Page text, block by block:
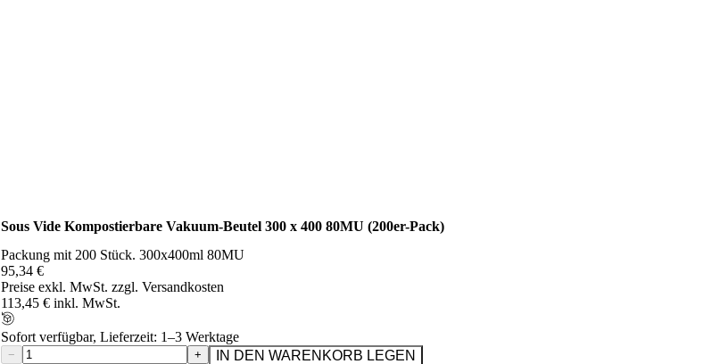
Sous Vide Kompostierbare Vakuum-Beutel 300 x 400 80MU (200er-Pack)
Packung mit 200 Stück. 300x400ml 80MU
95,34 €
Preise exkl. MwSt. zzgl. Versandkosten
113,45 € inkl. MwSt.
Sofort verfügbar, Lieferzeit: 1–3 Werktage
− +
IN DEN WARENKORB LEGEN